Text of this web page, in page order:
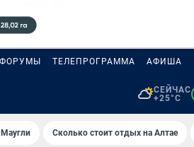
ФОРУМЫ ТЕЛЕПРОГРАММА АФИША
СЕЙЧАС
+25°C
Сколько стоит отдых на Алтае